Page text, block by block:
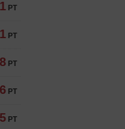
PT
PT
PT
PT
PT